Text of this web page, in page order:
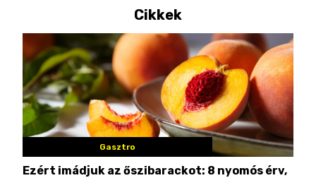
Cikkek
Gasztro
Ezért imádjuk az őszibarackot: 8 nyomós érv,